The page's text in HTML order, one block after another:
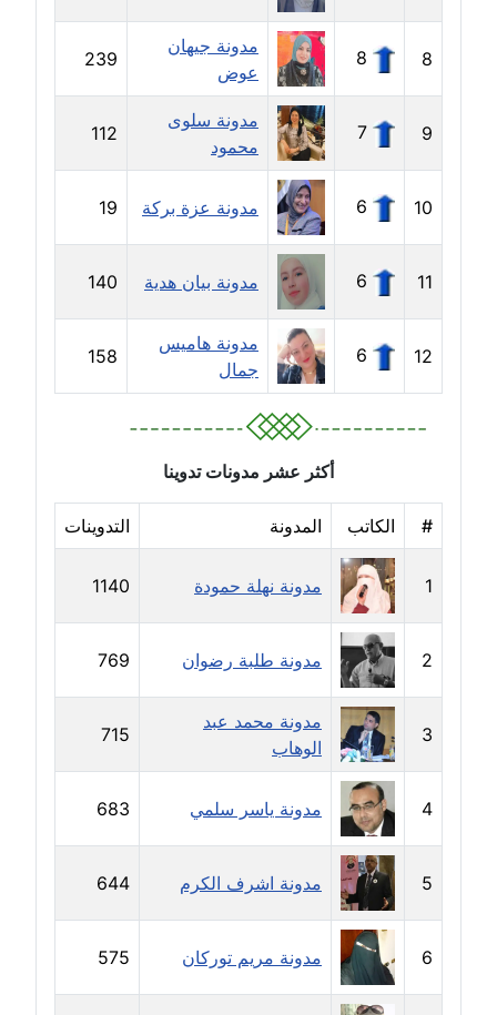
مدونة ايهاب همام
مدونة بيان هدية
عاملة
مدونة تامر زيدان
عاملة
مدونة تسنيم فضالي
عاملة
مدونة ثائر دالي
عاملة
مدونة جاد كريم
مدونة جلال الخطيب
عاملة
مدونة جهاد عبد الحميد
عاملة
مدونة جهاد غازي
عاملة
مدونة جواد الحربي
عاملة
مدونة جيهان عفيفي
عاملة
مدونة جيهان عوض
مدونة حاتم سلامة
8
8
مدونة جيهان
عوض
239
9
7
مدونة سلوى
محمود
112
10
6 مدونة عزة بركة 19
11
6 مدونة بيان هدية 140
12
6
مدونة هاميس
جمال
158
أكثر عشر مدونات تدوينا
# الكاتب المدونة التدوينات
1 مدونة نهلة حمودة 1140
2 مدونة طلبة رضوان 769
3
مدونة محمد عبد
الوهاب
715
4 مدونة ياسر سلمي 683
5 مدونة اشرف الكرم 644
6 مدونة مريم توركان 575